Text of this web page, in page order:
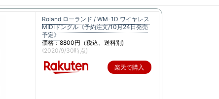
Roland ローランド / WM-1D ワイヤレス
MIDIドングル《予約注文/10月24日発売
予定》
価格：8800円（税込、送料別)
(2020/9/30時点)
楽天で購入